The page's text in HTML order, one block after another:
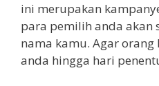
ini merupakan
para pemilih anda akan
nama kamu. Agar
anda hingga hari